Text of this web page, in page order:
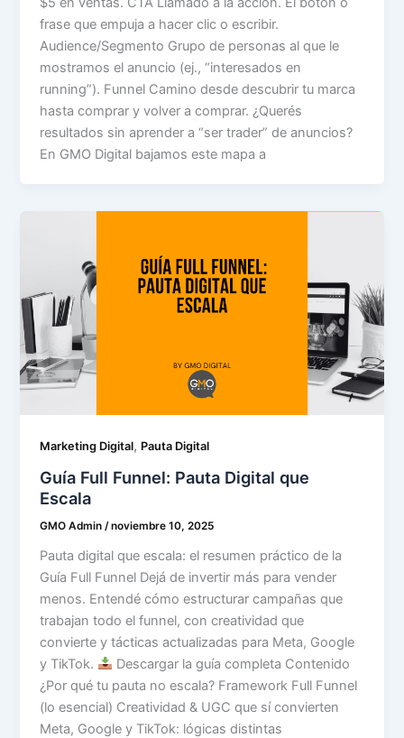
frase que empuja a hacer clic o escribir.
Audience/Segmento Grupo de personas al que le
mostramos el anuncio (ej., “interesados en
running”). Funnel Camino desde descubrir tu marca
hasta comprar y volver a comprar. ¿Querés
resultados sin aprender a “ser trader” de anuncios?
En GMO Digital bajamos este mapa a
Marketing Digital, Pauta Digital
Guía Full Funnel: Pauta Digital que
Escala
GMO Admin/noviembre 10, 2025
Pauta digital que escala: el resumen práctico de la
Guía Full Funnel Dejá de invertir más para vender
menos. Entendé cómo estructurar campañas que
trabajan todo el funnel, con creatividad que
convierte y tácticas actualizadas para Meta, Google
y TikTok.
Descargar la guía completa Contenido
¿Por qué tu pauta no escala? Framework Full Funnel
(lo esencial) Creatividad & UGC que sí convierten
Meta, Google y TikTok: lógicas distintas